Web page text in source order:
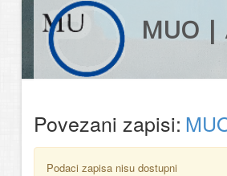
MUO |
Povezani zapisi:
Podaci zapisa nisu dostupni